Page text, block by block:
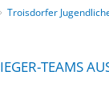
Troisdorfer
TEAMS